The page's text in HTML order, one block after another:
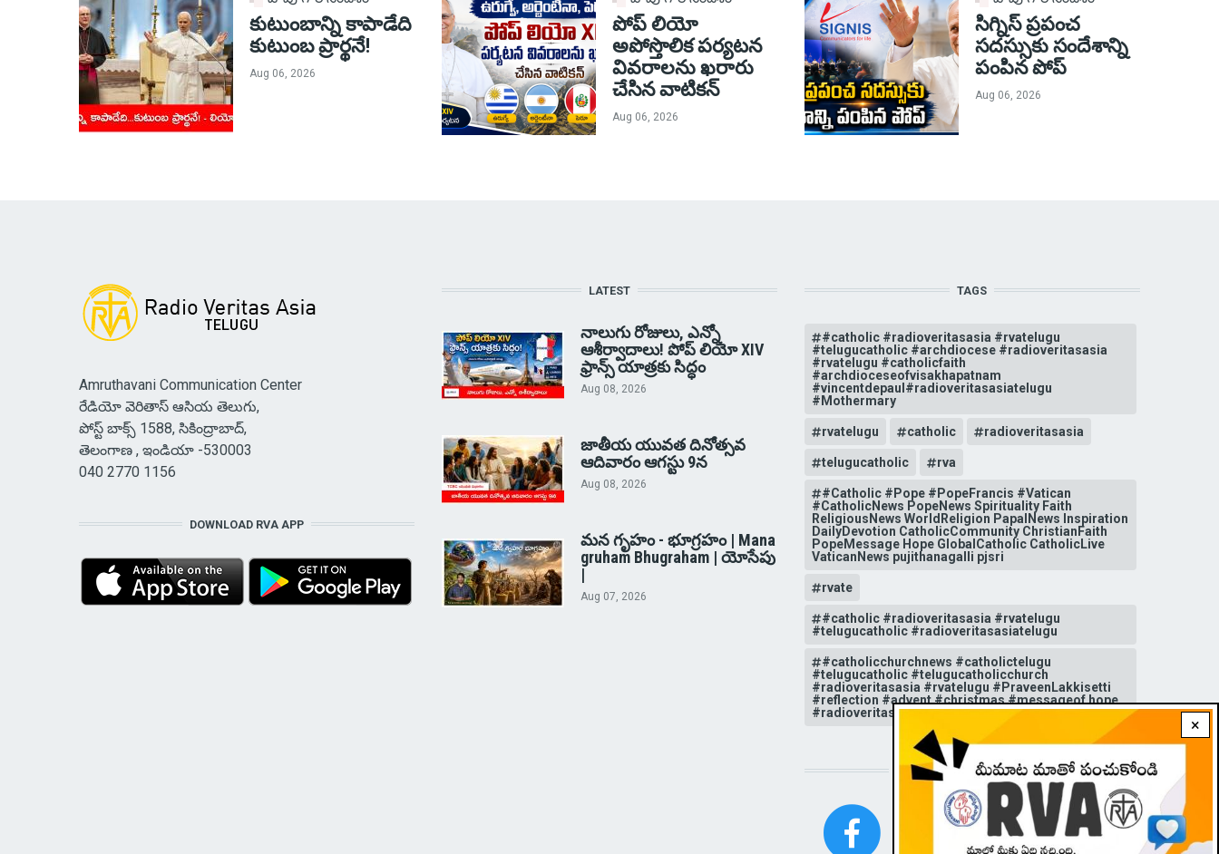
కుటుంబాన్ని కాపాడేది
కుటుంబ ప్రార్థనే!
Aug 06, 2026
పోప్ లియో
అపోస్తొలిక పర్యటన
వివరాలను ఖరారు
చేసిన వాటికన్
Aug 06, 2026
సిగ్నిస్ ప్రపంచ
సదస్సుకు సందేశాన్ని
పంపిన పోప్
Aug 06, 2026
×
Amruthavani Communication Center
రేడియో వెరితాస్ ఆసియ తెలుగు,
పోస్ట్ బాక్స్ 1588, సికింద్రాబాద్,
తెలంగాణ , ఇండియా -530003
040 2770 1156
DOWNLOAD RVA APP
LATEST
నాలుగు రోజులు, ఎన్నో
ఆశీర్వాదాలు! పోప్ లియో XIV
ఫ్రాన్స్ యాత్రకు సిద్ధం
Aug 08, 2026
జాతీయ యువత దినోత్సవ
ఆదివారం ఆగస్టు 9న
Aug 08, 2026
మన గృహం - భూగ్రహం | Mana
gruham Bhugraham | యోసేపు
|
Aug 07, 2026
TAGS
#catholic #radioveritasasia #rvatelugu
#telugucatholic #archdiocese #radioveritasasia
#rvatelugu #catholicfaith
#archdioceseofvisakhapatnam
#vincentdepaul#radioveritasasiatelugu
#Mothermary
rvatelugu catholic radioveritasasia
telugucatholic rva
#Catholic #Pope #PopeFrancis #Vatican
#CatholicNews PopeNews Spirituality Faith
ReligiousNews WorldReligion PapalNews Inspiration
DailyDevotion CatholicCommunity ChristianFaith
PopeMessage Hope GlobalCatholic CatholicLive
VaticanNews pujithanagalli pjsri
rvate
#catholic #radioveritasasia #rvatelugu
#telugucatholic #radioveritasasiatelugu
#catholicchurchnews #catholictelugu
#telugucatholic #telugucatholicchurch
#radioveritasasia #rvatelugu #PraveenLakkisetti
#reflection #advent #christmas #messageof hope
#radioveritas #rvatelugu #viral #insta
STAY CONNECTED WITH US!